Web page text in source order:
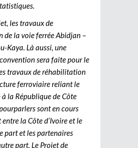
les travaux de
la voie ferrée Abidjan –
Kaya. Là aussi, une
sera faite pour le
travaux de réhabilitation
ferroviaire reliant le
à la République de Côte
sont en cours
la Côte d’Ivoire et le
part et les partenaires
part. Le Projet de